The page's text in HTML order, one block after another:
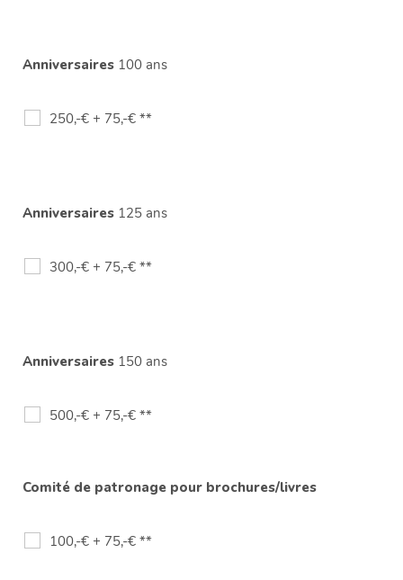
Anniversaires 100 ans
250,-€ + 75,-€ **
Anniversaires 125 ans
300,-€ + 75,-€ **
Anniversaires 150 ans
500,-€ + 75,-€ **
Comité de patronage pour brochures/livres
100,-€ + 75,-€ **